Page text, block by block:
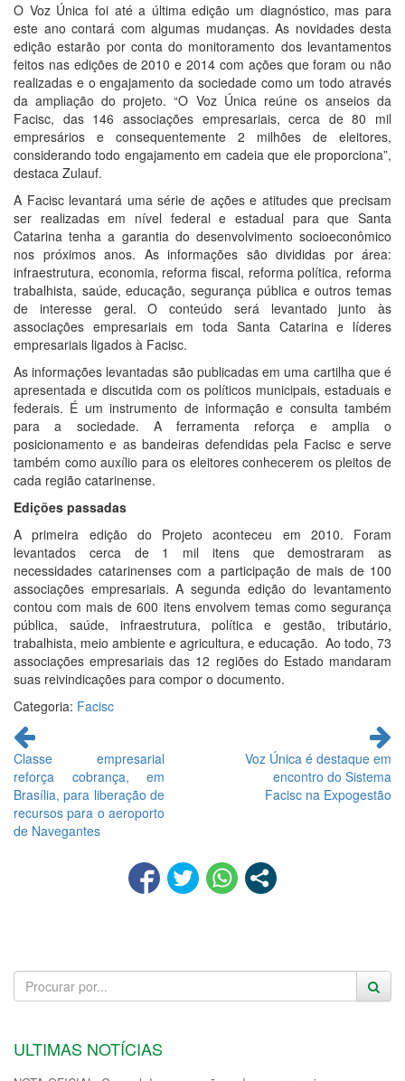
O Voz Única foi até a última edição um diagnóstico, mas para
este ano contará com algumas mudanças. As novidades desta
edição estarão por conta do monitoramento dos levantamentos
feitos nas edições de 2010 e 2014 com ações que foram ou não
realizadas e o engajamento da sociedade como um todo através
da ampliação do projeto. “O Voz Única reúne os anseios da
Facisc, das 146 associações empresariais, cerca de 80 mil
empresários e consequentemente 2 milhões de eleitores,
considerando todo engajamento em cadeia que ele proporciona”,
destaca Zulauf.
A Facisc levantará uma série de ações e atitudes que precisam
ser realizadas em nível federal e estadual para que Santa
Catarina tenha a garantia do desenvolvimento socioeconômico
nos próximos anos. As informações são divididas por área:
infraestrutura, economia, reforma fiscal, reforma política, reforma
trabalhista, saúde, educação, segurança pública e outros temas
de interesse geral. O conteúdo será levantado junto às
associações empresariais em toda Santa Catarina e líderes
empresariais ligados à Facisc.
As informações levantadas são publicadas em uma cartilha que é
apresentada e discutida com os políticos municipais, estaduais e
federais. É um instrumento de informação e consulta também
para a sociedade. A ferramenta reforça e amplia o
posicionamento e as bandeiras defendidas pela Facisc e serve
também como auxílio para os eleitores conhecerem os pleitos de
cada região catarinense.
Edições passadas
A primeira edição do Projeto aconteceu em 2010. Foram
levantados cerca de 1 mil itens que demostraram as
necessidades catarinenses com a participação de mais de 100
associações empresariais. A segunda edição do levantamento
contou com mais de 600 itens envolvem temas como segurança
pública, saúde, infraestrutura, política e gestão, tributário,
trabalhista, meio ambiente e agricultura, e educação. Ao todo, 73
associações empresariais das 12 regiões do Estado mandaram
suas reivindicações para compor o documento.
Categoria: Facisc
Continue
lendo
Classe empresarial
reforça cobrança, em
Brasília, para liberação de
recursos para o aeroporto
de Navegantes
Voz Única é destaque em
encontro do Sistema
Facisc na Expogestão
ULTIMAS NOTÍCIAS